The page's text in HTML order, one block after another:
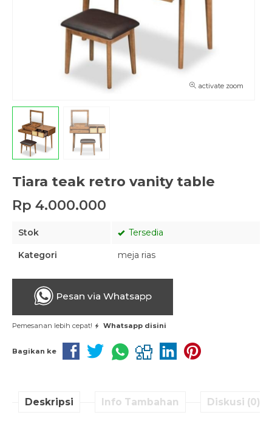
activate zoom
Tiara teak retro vanity table
Rp 4.000.000
Stok Tersedia
Kategori meja rias
Pesan via Whatsapp
Pemesanan lebih cepat! Whatsapp disini
Bagikan ke
Deskripsi Info Tambahan Diskusi (0)